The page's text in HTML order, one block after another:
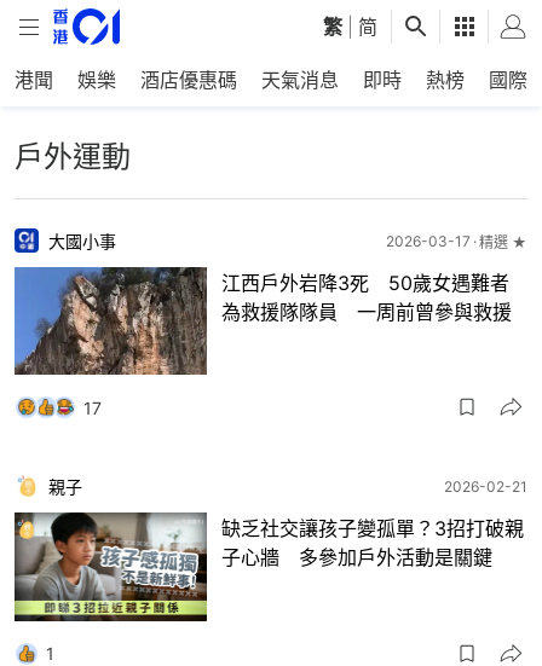
繁 简
港聞 娛樂 酒店優惠碼 天氣消息 即時 熱榜 國際
戶外運動
大國小事 2026-03-17 精選 ★
江西戶外岩降3死 50歲女遇難者
為救援隊隊員 一周前曾參與救援
17
親子 2026-02-21
缺乏社交讓孩子變孤單？3招打破親
子心牆 多參加戶外活動是關鍵
1